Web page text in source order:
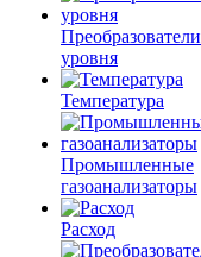
Преобразователи
уровня
Температура
Промышленные
газоанализаторы
Расход